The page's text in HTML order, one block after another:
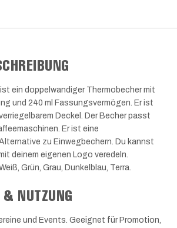
ein doppelwandiger Thermobecher mit
und 240 ml Fassungsvermögen. Er ist
Deckel. Der Becher passt
Er ist eine
zu Einwegbechern. Du kannst
deinem eigenen Logo veredeln.
Grün, Grau, Dunkelblau, Terra.
& NUTZUNG
und Events. Geeignet für Promotion,